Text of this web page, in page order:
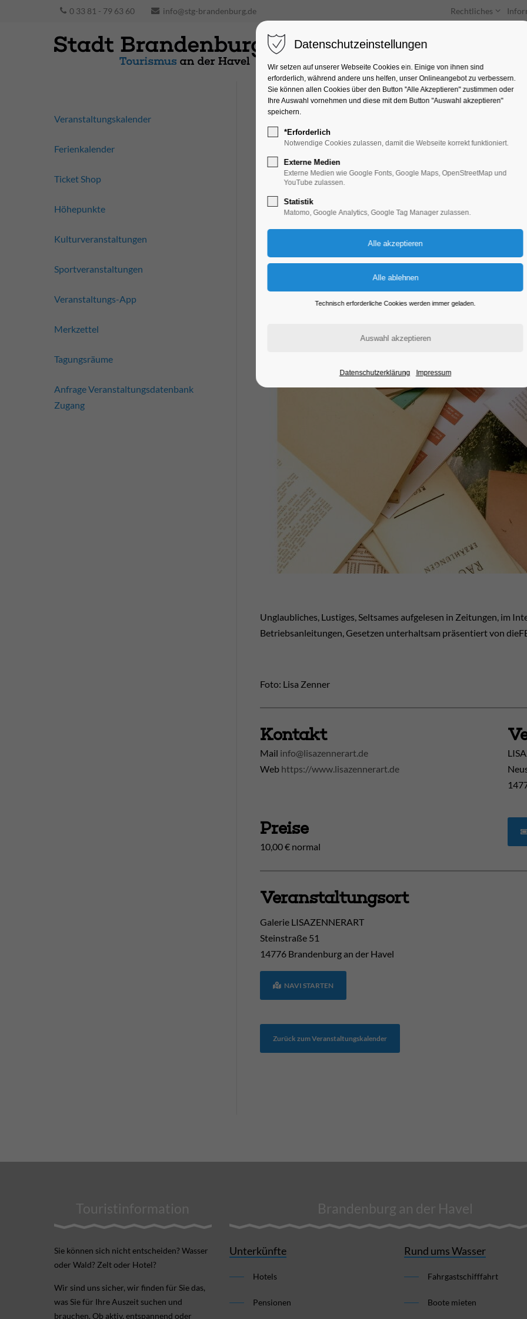
0 33 81 - 79 63 60 info@stg-brandenburg.de Rechtliches
Unterkünfte Entdecken & Erleben
“ERLESENES” -
LESUNG
Lesung
28.06.2024, 19:30–21:00
Unglaubliches, Lustiges, Seltsames aufgelesen in Zeitungen, im
Betriebsanleitungen, Gesetzen unterhaltsam präsentiert von
Foto: Lisa Zenner
Kontakt
Mail info@lisazennerart.de
Web https://www.lisazennerart.de
Preise
10,00 € normal
Veranstaltungsort
Galerie LISAZENNERART
Steinstraße 51
14776 Brandenburg an der Havel
NAVI STARTEN
Zurück zum Veranstaltungskalender
Veranstaltungskalender
Ferienkalender
Ticket Shop
Höhepunkte
Kulturveranstaltungen
Sportveranstaltungen
Veranstaltungs-App
Merkzettel
Tagungsräume
Anfrage Veranstaltungsdatenbank
Zugang
Touristinformation
Sie können sich nicht ent­scheiden? Wasser
oder Wald? Zelt oder Hotel?
Wir sind uns sicher, wir finden für Sie das,
was Sie für Ihre Aus­zeit suchen und
brauchen. Ob aktiv, ent­spannend oder
Brandenburg an der Havel
Unterkünfte
Hotels
Pensionen
Rund ums Wasser
Fahrgastschifffahrt
Boote mieten
Datenschutzeinstellungen
Wir setzen auf unserer Webseite Cookies ein. Einige von ihnen sind
erforderlich, während andere uns helfen, unser Onlineangebot zu verbessern.
Sie können allen Cookies über den Button "Alle Akzeptieren" zustimmen oder
Ihre Auswahl vornehmen und diese mit dem Button "Auswahl akzeptieren"
speichern.
*Erforderlich
Notwendige Cookies zulassen, damit die Webseite korrekt funktioniert.
Externe Medien
Externe Medien wie Google Fonts, Google Maps, OpenStreetMap und
YouTube zulassen.
Statistik
Matomo, Google Analytics, Google Tag Manager zulassen.
Technisch erforderliche Cookies werden immer geladen.
Datenschutzerklärung Impressum